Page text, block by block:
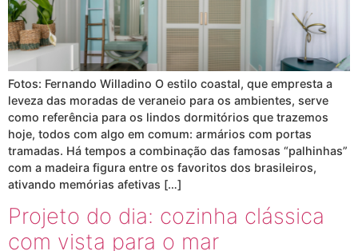
Fotos: Fernando Willadino O estilo coastal, que empresta a
leveza das moradas de veraneio para os ambientes, serve
como referência para os lindos dormitórios que trazemos
hoje, todos com algo em comum: armários com portas
tramadas. Há tempos a combinação das famosas “palhinhas”
com a madeira figura entre os favoritos dos brasileiros,
ativando memórias afetivas […]
Projeto do dia: cozinha clássica
com vista para o mar